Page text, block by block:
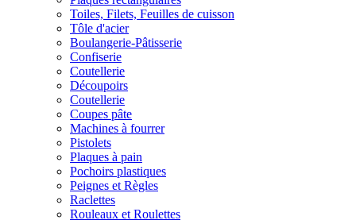
Toiles, Filets, Feuilles de cuisson
Tôle d'acier
Boulangerie-Pâtisserie
Confiserie
Coutellerie
Découpoirs
Coutellerie
Coupes pâte
Machines à fourrer
Pistolets
Plaques à pain
Pochoirs plastiques
Peignes et Règles
Raclettes
Rouleaux et Roulettes